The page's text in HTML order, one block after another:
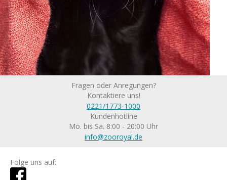
Fragen oder Anregungen?
Kontaktiere uns!
0221/1773-1000
Kundenhotline
Mo. bis Sa. 8:00 - 20:00 Uhr
info@zooroyal.de
Folge uns auf: